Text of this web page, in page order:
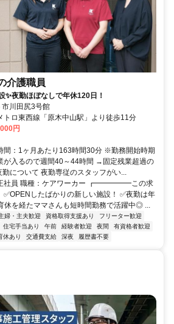
介護職員
夜勤ほぼなしで年休120日！
川田尻3号館
トロ東西線「原木中山駅」より徒歩11分
円
間：1ヶ月あたり163時間30分 ※勤務開始時期
が入るので週間40～44時間 →固定残業超過の
勤について 夜勤専従のスタッフがい...
社員 職種：ケアワーカー ┏━━━━━この求
したばかりの新しい施設！ ✅夜勤は年
休を経たママさんも短時間勤務で活躍中◎ ...
婦・主夫歓迎 資格取得支援あり
フリーター歓迎
住宅手当あり 午前 経験者歓迎 夜間
有資格者歓迎
休あり 交通費支給 深夜 履歴書不要